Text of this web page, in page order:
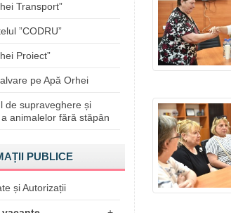
Transport”
”CODRU”
Proiect”
pe Apă Orhei
de supraveghere și
animalelor fără stăpân
PUBLICE
și Autorizații